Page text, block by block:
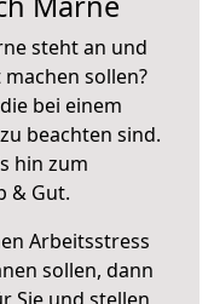
steht an und
sollen?
bei einem
beachten sind.
hin zum
& Gut.
Arbeitsstress
sollen, dann